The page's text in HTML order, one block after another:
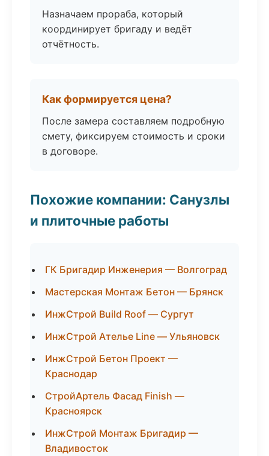
Назначаем прораба, который
координирует бригаду и ведёт
отчётность.
Как формируется цена?
После замера составляем подробную
смету, фиксируем стоимость и сроки
в договоре.
Похожие компании: Санузлы
и плиточные работы
ГК Бригадир Инженерия — Волгоград
Мастерская Монтаж Бетон — Брянск
ИнжСтрой Build Roof — Сургут
ИнжСтрой Ателье Line — Ульяновск
ИнжСтрой Бетон Проект —
Краснодар
СтройАртель Фасад Finish —
Красноярск
ИнжСтрой Монтаж Бригадир —
Владивосток